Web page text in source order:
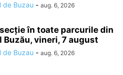
de Buzau - aug. 6, 2026
în toate parcurile din
Buzău, vineri, 7 august
de Buzau - aug. 6, 2026